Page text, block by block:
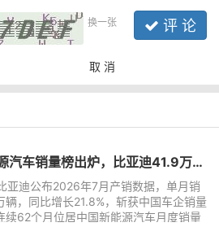
换一张 评 论
取 消
7月新能源汽车销量榜出炉，比亚迪41.9万辆稳居榜首
亚迪公布2026年7月产销数据，单月销
辆，同比增长21.8%，斩获中国车企销量
续62个月位居中国新能源汽车月度销量
强劲表现延续至下半年，继2026年上半